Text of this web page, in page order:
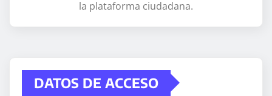
la plataforma ciudadana.
DATOS DE ACCESO